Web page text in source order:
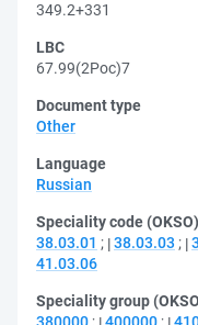
349.2+331
LBC
67.99(2Рос)7
Document type
Other
Language
Russian
Speciality code (OKSO)
38.03.01 ; 38.03.03 ;
41.03.06
Speciality group